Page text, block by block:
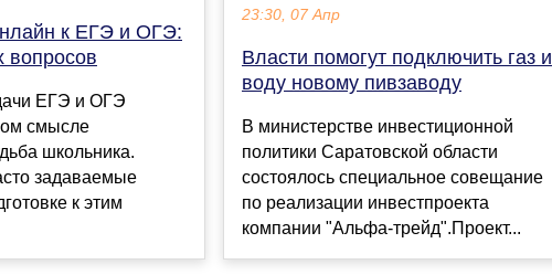
к ЕГЭ и ОГЭ:
вопросов
ЕГЭ и ОГЭ
смысле
школьника.
задаваемые
к этим
23:30, 07 Апр
Власти помогут подключить газ и
воду новому пивзаводу
В министерстве инвестиционной
политики Саратовской области
состоялось специальное совещание
по реализации инвестпроекта
компании "Альфа-трейд".Проект...